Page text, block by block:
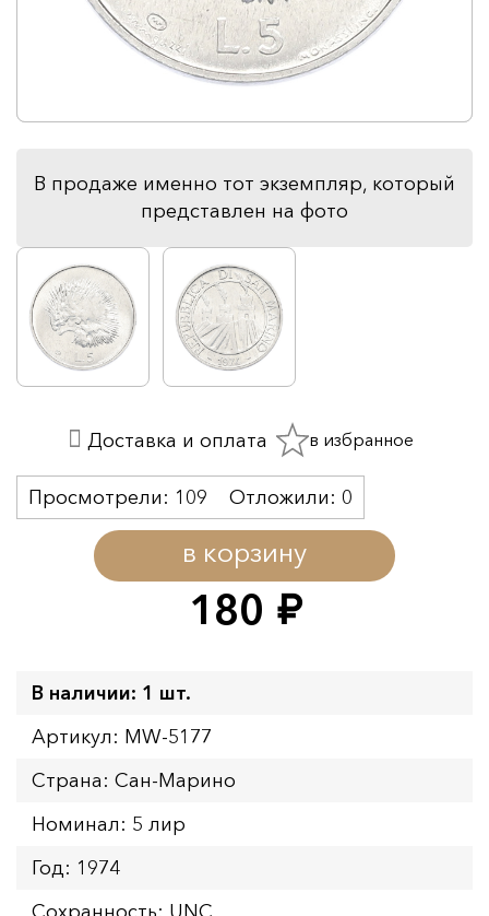
В продаже именно тот экземпляр, который
представлен на фото
180 руб.
в корзину
Просмотрели: 109 Отложили: 0
Доставка и оплата в избранное
В наличии: 1 шт.
Артикул: MW-5177
Страна: Сан-Марино
Номинал: 5 лир
Год: 1974